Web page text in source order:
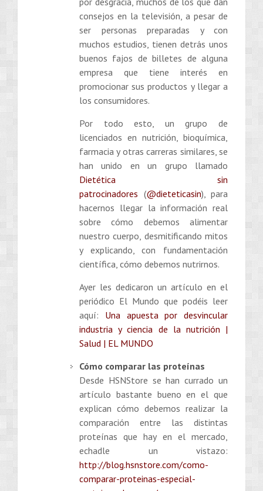
consejos en la televisión, a pesar de
ser personas preparadas y con
muchos estudios, tienen detrás unos
buenos fajos de billetes de alguna
empresa que tiene interés en
promocionar sus productos y llegar a
los consumidores.
Por todo esto, un grupo de
licenciados en nutrición, bioquímica,
farmacia y otras carreras similares, se
han unido en un grupo llamado
Dietética sin
patrocinadores (@dieteticasin), para
hacernos llegar la información real
sobre cómo debemos alimentar
nuestro cuerpo, desmitificando mitos
y explicando, con fundamentación
científica, cómo debemos nutrirnos.
Ayer les dedicaron un artículo en el
periódico El Mundo que podéis leer
aquí: Una apuesta por desvincular
industria y ciencia de la nutrición |
Salud | EL MUNDO
Cómo comparar las proteínas
Desde HSNStore se han currado un
artículo bastante bueno en el que
explican cómo debemos realizar la
comparación entre las distintas
proteínas que hay en el mercado,
echadle un vistazo:
http://blog.hsnstore.com/como-
comparar-proteinas-especial-